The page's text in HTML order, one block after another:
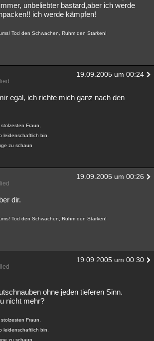
unbeliebter bastard,aber ich werde
ich werde kämpfen!
Tod den Schwachen, Ruhm den Starken!
19.09.2005 um 00:24
egal, ich richte mich ganz nach den
Fraun,
leidenschaftlich bin.
zu schaun
19.09.2005 um 00:26
dir.
Tod den Schwachen, Ruhm den Starken!
19.09.2005 um 00:30
ohne jeden tieferen Sinn.
nicht mehr?
Fraun,
leidenschaftlich bin.
zu schaun